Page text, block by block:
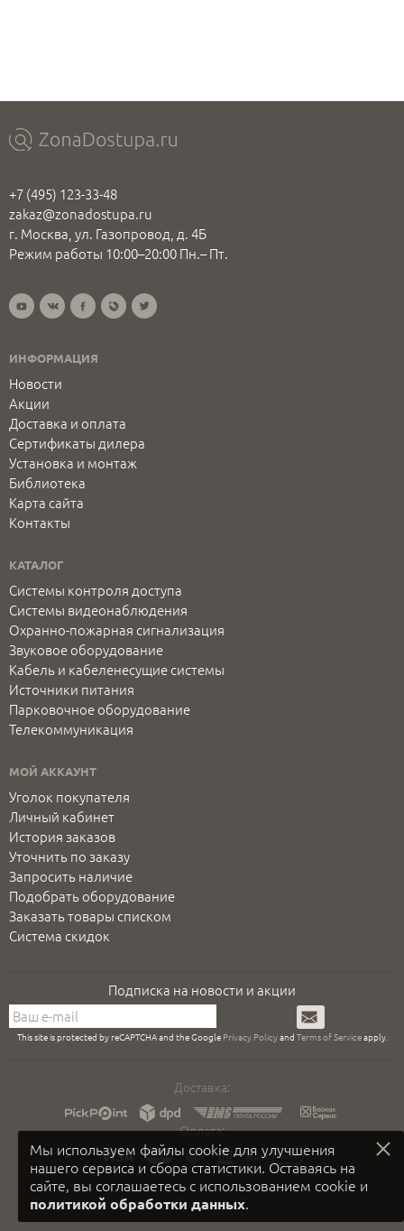
Мы используем файлы cookie для улучшения
нашего сервиса и сбора статистики. Оставаясь на
сайте, вы соглашаетесь с использованием cookie и
политикой обработки данных.
+7 (495) 123-33-48
zakaz@zonadostupa.ru
г. Москва, ул. Газопровод, д. 4Б
Режим работы 10:00–20:00 Пн.– Пт.
ИНФОРМАЦИЯ
Новости
Акции
Доставка и оплата
Сертификаты дилера
Установка и монтаж
Библиотека
Карта сайта
Контакты
КАТАЛОГ
Системы контроля доступа
Системы видеонаблюдения
Охранно-пожарная сигнализация
Звуковое оборудование
Кабель и кабеленесущие системы
Источники питания
Парковочное оборудование
Телекоммуникация
МОЙ АККАУНТ
Уголок покупателя
Личный кабинет
История заказов
Уточнить по заказу
Запросить наличие
Подобрать оборудование
Заказать товары списком
Система скидок
Подписка на новости и акции
Подписаться
This site is protected by reCAPTCHA and the Google Privacy Policyand Terms of Serviceapply.
Доставка:
Оплата: